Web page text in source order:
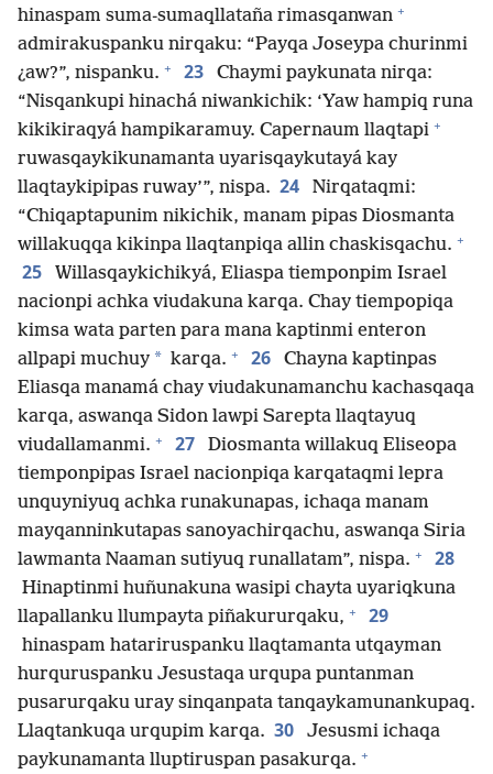
hinaspam suma-sumaqllataña rimasqanwan +
admirakuspanku nirqaku: “Payqa Joseypa churinmi
¿aw?”, nispanku. + 23
Chaymi paykunata nirqa:
“Nisqankupi hinachá niwankichik: ‘Yaw hampiq runa
kikikiraqyá hampikaramuy. Capernaum llaqtapi +
ruwasqaykikunamanta uyarisqaykutayá kay
llaqtaykipipas ruway’”, nispa. 24
Nirqataqmi:
“Chiqaptapunim nikichik, manam pipas Diosmanta
willakuqqa kikinpa llaqtanpiqa allin chaskisqachu. +
25
Willasqaykichikyá, Eliaspa tiemponpim Israel
nacionpi achka viudakuna karqa. Chay tiempopiqa
kimsa wata parten para mana kaptinmi enteron
allpapi muchuy * karqa. + 26
Chayna kaptinpas
Eliasqa manamá chay viudakunamanchu kachasqaqa
karqa, aswanqa Sidon lawpi Sarepta llaqtayuq
viudallamanmi. + 27
Diosmanta willakuq Eliseopa
tiemponpipas Israel nacionpiqa karqataqmi lepra
unquyniyuq achka runakunapas, ichaqa manam
mayqanninkutapas sanoyachirqachu, aswanqa Siria
lawmanta Naaman sutiyuq runallatam”, nispa. + 28
Hinaptinmi huñunakuna wasipi chayta uyariqkuna
llapallanku llumpayta piñakururqaku, + 29
hinaspam hatariruspanku llaqtamanta utqayman
hurquruspanku Jesustaqa urqupa puntanman
pusarurqaku uray sinqanpata tanqaykamunankupaq.
Llaqtankuqa urqupim karqa. 30
Jesusmi ichaqa
paykunamanta lluptiruspan pasakurqa. +